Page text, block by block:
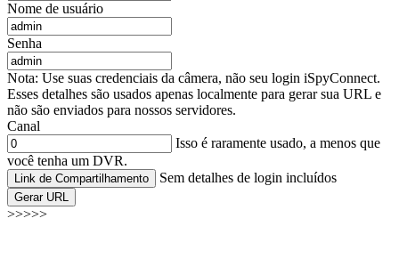
Nome de usuário
Senha
Nota: Use suas credenciais da câmera, não seu login iSpyConnect.
Esses detalhes são usados apenas localmente para gerar sua URL e
não são enviados para nossos servidores.
Canal
Isso é raramente usado, a menos que
você tenha um DVR.
Link de Compartilhamento Sem detalhes de login incluídos
Gerar URL
>>>>>